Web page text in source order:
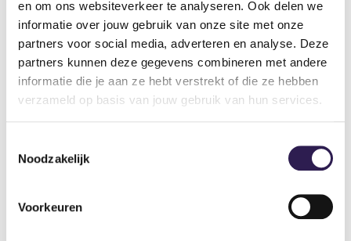
en om ons websiteverkeer te analyseren. Ook delen we
informatie over jouw gebruik van onze site met onze
partners voor social media, adverteren en analyse. Deze
partners kunnen deze gegevens combineren met andere
informatie die je aan ze hebt verstrekt of die ze hebben
verzameld op basis van jouw gebruik van hun services.
Noodzakelijk
Voorkeuren
dumbbell. Breng deze dicht bij je bovenlichaam en
buig je elleboog tot een hoek van 90 graden.
Beweeg vervolgens de dumbbell achter je door alleen
je elleboog te buigen. Zorg dat je arm volledig strekt.
Buig je arm daarna weer terug naar de startpositie.
Start sterk, finish sterker
Geleidelijke opbouw